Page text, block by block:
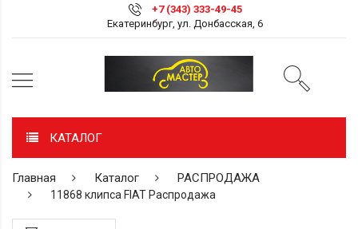
+7 (343) 333-49-45
Екатеринбург, ул. Донбасская, 6
КАТАЛОГ
Главная Каталог РАСПРОДАЖА
11868 клипса FIAT Распродажа